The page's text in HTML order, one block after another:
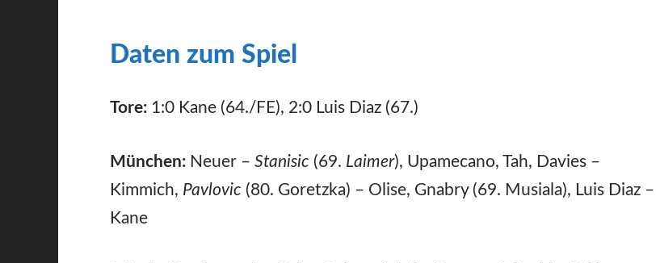
Daten zum Spiel
Tore: 1:0 Kane (64./FE), 2:0 Luis Diaz (67.)
München: Neuer –Stanisic (69. Laimer), Upamecano, Tah, Davies –
Kimmich, Pavlovic (80. Goretzka) – Olise, Gnabry (69. Musiala), Luis Diaz –
Kane